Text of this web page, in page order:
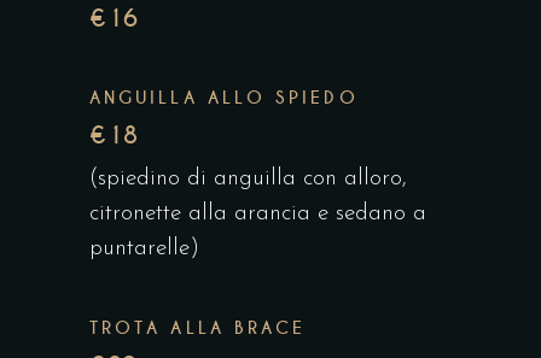
€16
ANGUILLA ALLO SPIEDO
€18
(spiedino di anguilla con alloro,
citronette alla arancia e sedano a
puntarelle)
TROTA ALLA BRACE